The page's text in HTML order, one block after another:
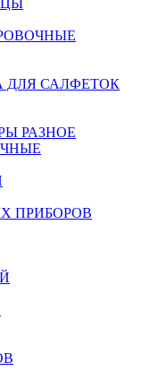
ДЛЯ САЛФЕТОК
РАЗНОЕ
ПРИБОРОВ